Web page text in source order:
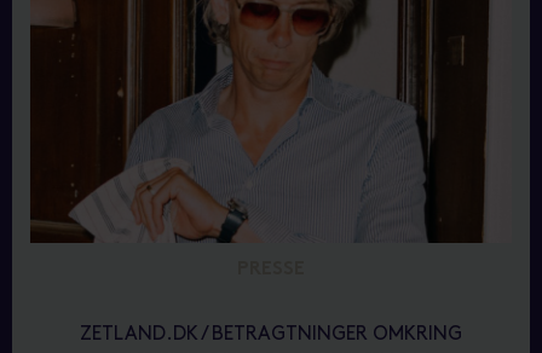
ZETLAND.DK / BETRAGTNINGER OMKRING